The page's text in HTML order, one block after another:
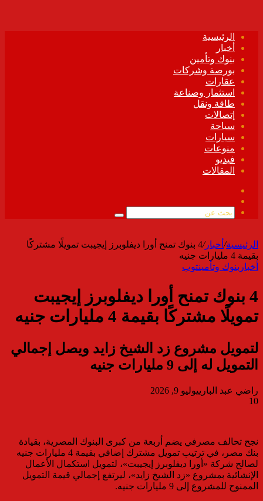
الرئيسية
أخبار
بنوك وتأمين
بورصة وشركات
عقارات
استثمار وصناعة
طاقة ونقل
إتصالات
سياحة
سيارات
منوعات
فيديو
المقالات
الموقع
بحث
الرئيسية/ أخبار/
4 بنوك تمنح أورا ديفلوبرز إيجيبت تمويلًا مشتركًا
بقيمة 4 مليارات جنيه
أخبار بنوك وتأمينتوب
4 بنوك تمنح أورا ديفلوبرز إيجيبت
تمويلًا مشتركًا بقيمة 4 مليارات جنيه
لتمويل مشروع زد الشيخ زايد ويصل إجمالي
التمويل له إلى 9 مليارات جنيه
راضي عبد البارييوليو 9, 2026
10
نجح تحالف مصرفي يضم أربعة من كبرى البنوك المصرية، بقيادة
بنك مصر، في ترتيب تمويل مشترك إضافي بقيمة 4 مليارات جنيه
لصالح شركة «أورا ديفلوبرز إيجيبت»، لتمويل استكمال الأعمال
الإنشائية بمشروع «زد الشيخ زايد»، ليرتفع إجمالي قيمة التمويل
الممنوح للمشروع إلى 9 مليارات جنيه.